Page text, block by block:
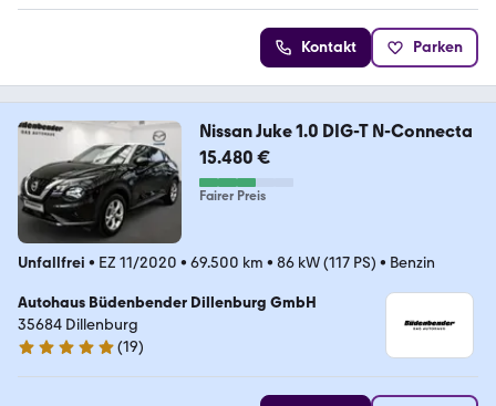
Kontakt Parken
Nissan Juke 1.0 DIG-T N-Connecta
15.480 €
Fairer Preis
Unfallfrei • EZ 11/2020 • 69.500 km • 86 kW (117 PS) • Benzin
Autohaus Büdenbender Dillenburg GmbH
35684 Dillenburg
5 Sterne
(19)